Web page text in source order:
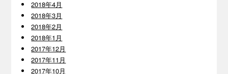
2018年4月
2018年3月
2018年2月
2018年1月
2017年12月
2017年11月
2017年10月